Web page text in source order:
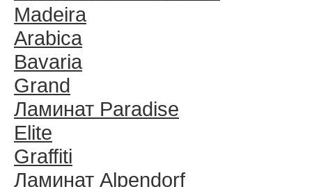
Madeira
Arabica
Bavaria
Grand
Ламинат Paradise
Elite
Graffiti
Ламинат Alpendorf